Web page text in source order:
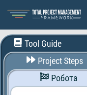
Tool Guide
Project Steps
Робота